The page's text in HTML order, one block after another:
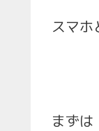
スマホ
まずは